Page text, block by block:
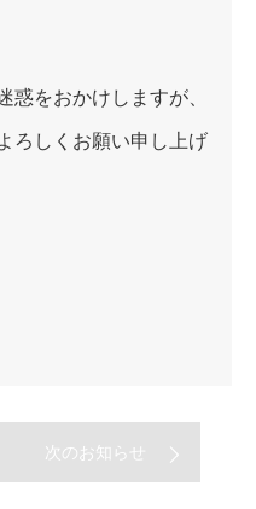
惑をおかけしますが、
ろしくお願い申し上げ
次のお知らせ